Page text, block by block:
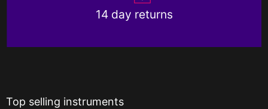
14 day returns
Top selling instruments